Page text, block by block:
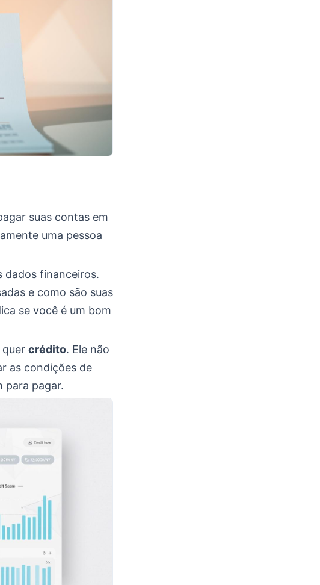
suas contas em
uma pessoa
dados financeiros.
e como são suas
se você é um bom
crédito. Ele não
as condições de
para pagar.